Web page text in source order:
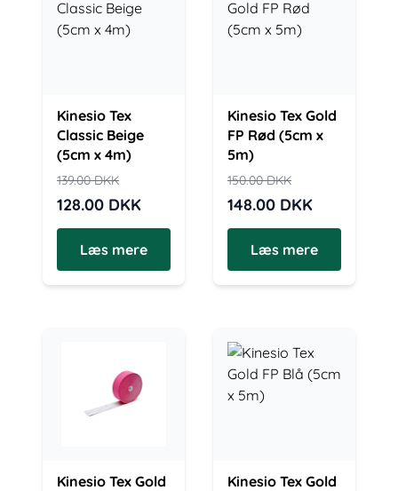
Kinesio Tex
Classic Beige
(5cm x 4m)
139.00DKK
128.00 DKK
Læs mere
Kinesio Tex Gold
FP Rød (5cm x
5m)
150.00DKK
148.00 DKK
Læs mere
Kinesio Tex Gold
Kinesio Tex Gold